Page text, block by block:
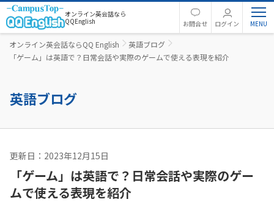
オンライン英会話なら
QQEnglish
お問合せ ログイン
オンライン英会話ならQQ English
英語ブログ
「ゲーム」は英語で？日常会話や実際のゲームで使える表現を紹介
英語ブログ
更新日：2023年12月15日
「ゲーム」は英語で？日常会話や実際のゲー
ムで使える表現を紹介